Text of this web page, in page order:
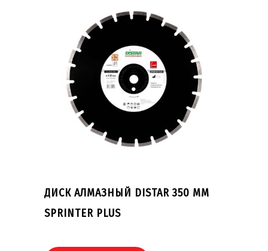
ДИСК АЛМАЗНЫЙ DISTAR 350 ММ
SPRINTER PLUS